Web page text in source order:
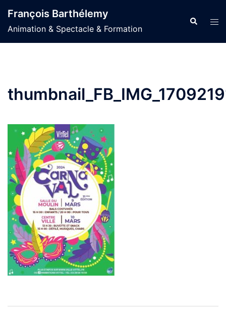
au
contenu
François Barthélemy
Animation & Spectacle & Formation